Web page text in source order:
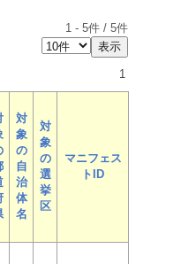
1 - 5件 / 5件
1
対
象
の
自
治
体
名
対
象
の
選
挙
区
マニフェス
トID